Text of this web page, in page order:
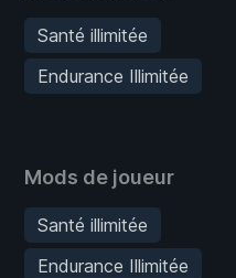
Santé illimitée
Endurance Illimitée
Mods de joueur
Santé illimitée
Endurance Illimitée